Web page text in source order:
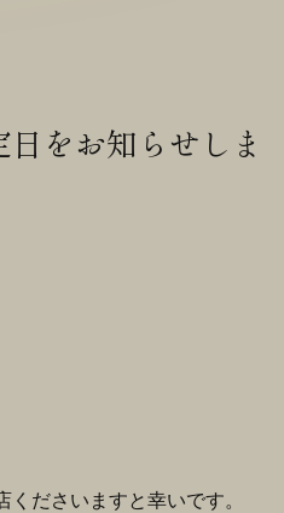
日をお知らせしま
ださいますと幸いです。